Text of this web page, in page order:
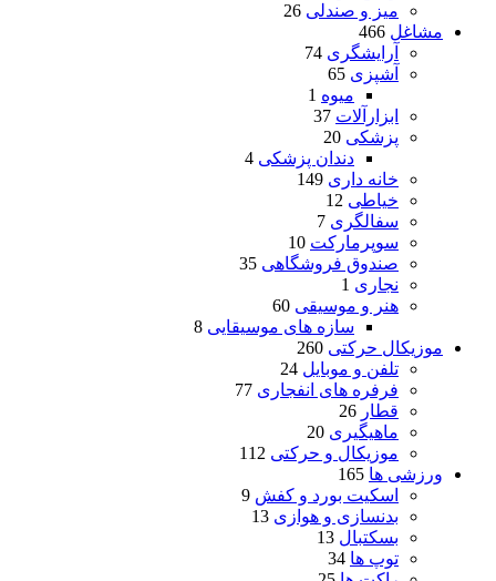
میز و صندلی 26
مشاغل 466
آرایشگری 74
آشپزی 65
میوه 1
ابزارآلات 37
پزشکی 20
دندان پزشکی 4
خانه داری 149
خیاطی 12
سفالگری 7
سوپرمارکت 10
صندوق فروشگاهی 35
نجاری 1
هنر و موسیقی 60
سازه های موسیقایی 8
موزیکال حرکتی 260
تلفن و موبایل 24
فرفره های انفجاری 77
قطار 26
ماهیگیری 20
موزیکال و حرکتی 112
ورزشی ها 165
اسکیت بورد و کفش 9
بدنسازی و هوازی 13
بسکتبال 13
توپ ها 34